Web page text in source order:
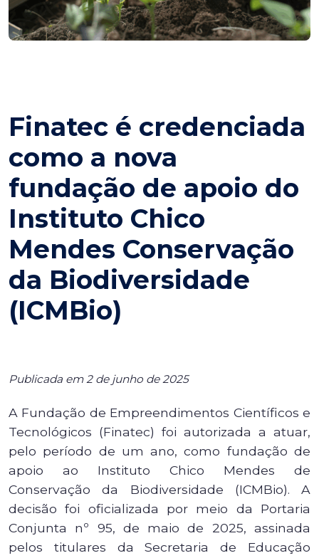
Finatec é credenciada
como a nova
fundação de apoio do
Instituto Chico
Mendes Conservação
da Biodiversidade
(ICMBio)
Publicada em 2 de junho de 2025
A Fundação de Empreendimentos Científicos e
Tecnológicos (Finatec) foi autorizada a atuar,
pelo período de um ano, como fundação de
apoio ao Instituto Chico Mendes de
Conservação da Biodiversidade (ICMBio). A
decisão foi oficializada por meio da Portaria
Conjunta nº 95, de maio de 2025, assinada
pelos titulares da Secretaria de Educação